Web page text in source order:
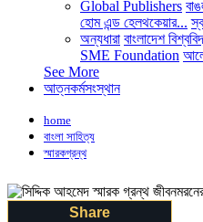
Global Publishers
হোম এন্ড হেলথকেয়ার...
অন্যধারা বাংলাদেশ
SME Foundation
See More
আত্নকর্মসংস্থান
home
বাংলা সাহিত্য
স্মারকগ্রন্থ
Share